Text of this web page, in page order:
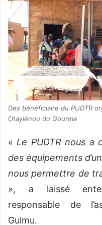
Des bénéficiaire du PUDTR
Otayiénou du Gourma
« Le PUDTR nous a
des équipements
nous permettre de
», a laissé
responsable de
Gulmu.